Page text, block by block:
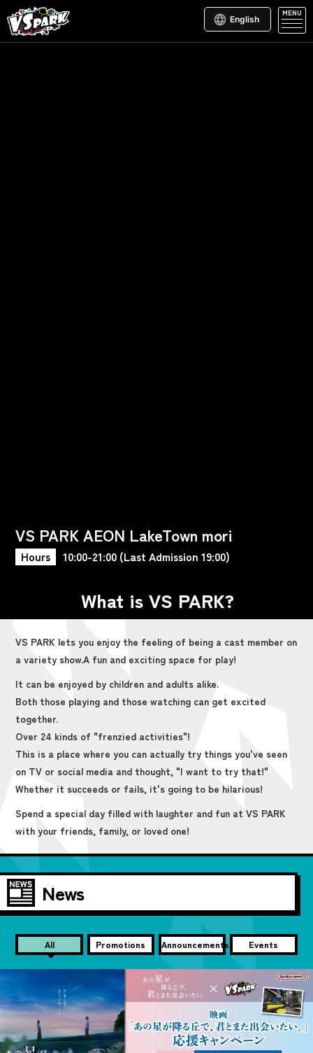
English
MENU
VS PARK AEON LakeTown mori
Hours 10:00-21:00 (Last Admission 19:00)
What is VS PARK?
VS PARK lets you enjoy the feeling of being a cast member on
a variety show.A fun and exciting space for play!
It can be enjoyed by children and adults alike.
Both those playing and those watching can get excited
together.
Over 24 kinds of "frenzied activities"!
This is a place where you can actually try things you've seen
on TV or social media and thought, "I want to try that!"
Whether it succeeds or fails, it's going to be hilarious!
Spend a special day filled with laughter and fun at VS PARK
with your friends, family, or loved one!
News
All Promotions Announcements Events